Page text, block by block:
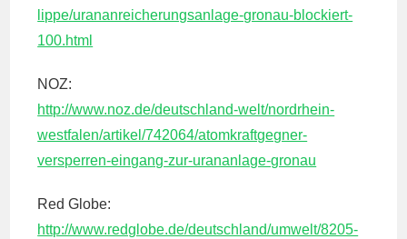
lippe/urananreicherungsanlage-gronau-blockiert-
100.html
NOZ:
http://www.noz.de/deutschland-welt/nordrhein-
westfalen/artikel/742064/atomkraftgegner-
versperren-eingang-zur-urananlage-gronau
Red Globe:
http://www.redglobe.de/deutschland/umwelt/8205-